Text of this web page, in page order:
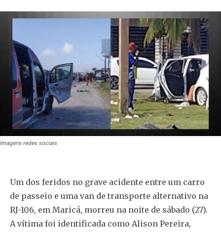
Imagens redes sociais
Um dos feridos no grave acidente entre um carro
de passeio e uma van de transporte alternativo na
RJ-106, em Maricá, morreu na noite de sábado (27).
A vítima foi identificada como Alison Pereira,